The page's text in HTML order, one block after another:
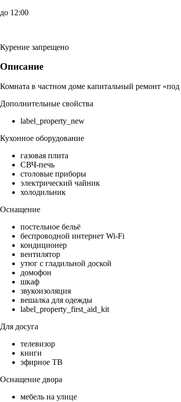
до 12:00
Курение запрещено
Описание
Комната в частном доме капитальный ремонт
Дополнительные свойства
label_property_new
Кухонное оборудование
газовая плита
СВЧ-печь
столовые приборы
электрический чайник
холодильник
Оснащение
постельное бельё
беспроводной интернет Wi-Fi
кондиционер
вентилятор
утюг с гладильной доской
домофон
шкаф
звукоизоляция
вешалка для одежды
label_property_first_aid_kit
Для досуга
телевизор
книги
эфирное ТВ
Оснащение двора
мебель на улице